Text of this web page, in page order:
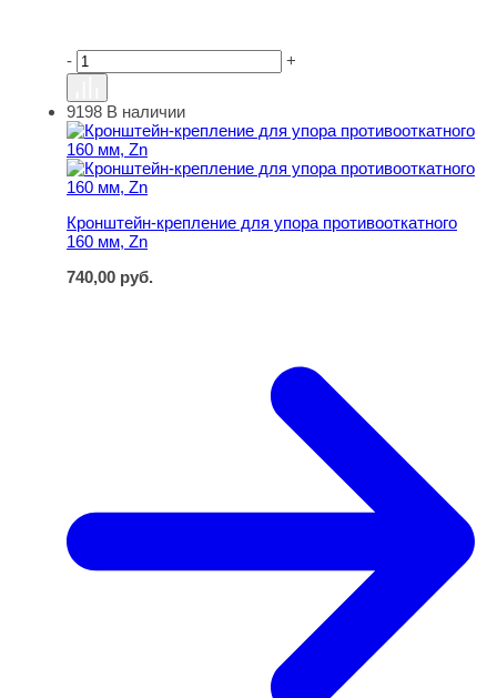
- +
Кронштейн-крепление для упора противооткатного 160
9198 В наличии
Кронштейн-крепление для упора противооткатного
160 мм, Zn
740,00 руб.